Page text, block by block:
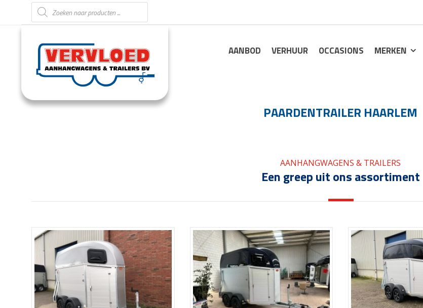
Producten zoeken
AANBOD VERHUUR OCCASIONS MERKEN
PAARDENTRAILER HAARLEM
AANHANGWAGENS & TRAILERS
Een greep uit ons assortiment